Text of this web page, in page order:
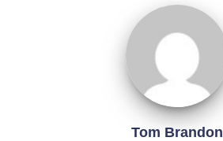
Tom Brandon